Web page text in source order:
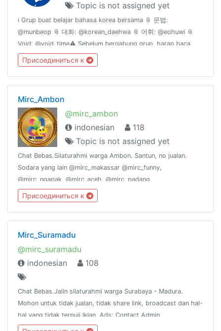
Topic is not assigned yet
ℹ️ Grup buat belajar bahasa korea bersama 📎 문법:
@munbeop 📎 대화: @korean_daehwa 📎 어휘: @eohuwi 📎
Void: @void_time⚠️ Sebelum bergabung grup, harap baca
/rules grup
Присоединиться к
Mirc_Ambon
@mirc_ambon
indonesian
118
Topic is not assigned yet
Chat Bebas.Silaturahmi warga Ambon. Santun, no jualan.
Sodara yang lain @mirc_makassar @mirc_funny,
@mirc_ngapak, @mirc_aceh, @mirc_padang,
@mirc_suramadu, @mirc_sunda, @mirc_joglosemar.
@mirc_kalbar, @mirc_Babel, @mirc_padang, @Mirc_Bekasi
Присоединиться к
Mirc_Suramadu
@mirc_suramadu
indonesian
108
Chat Bebas.Jalin silaturahmi warga Surabaya - Madura.
Mohon untuk tidak jualan, tidak share link, broadcast dan hal-
hal yang tidak terpuji.Iklan, Ads: Contact Admin